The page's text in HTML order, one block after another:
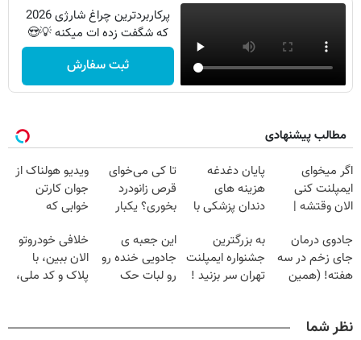
پرکاربردترین چراغ شارژی 2026
که شگفت زده ات میکنه 💡😍
ثبت سفارش
مطالب پیشنهادی
اگر میخوای
ایمپلنت کنی
الان وقتشه |
میلیون تومان!!!
پایان دغدغه
هزینه های
دندان پزشکی با
خانگی
تا کی می‌خوای
قرص زانودرد
بخوری؟ یکبار
کن
ویدیو هولناک از
جوان کارتن
خوابی که
آموزش رایگان
جادوی درمان
جای زخم در سه
هفته! (همین
به بزرگترین
جشنواره ایمپلنت
تهران سر بزنید !
این جعبه ی
جادویی خنده رو
رو لبات حک
خلافی خودروتو
الان ببین، با
پلاک و کد ملی،
نظر شما